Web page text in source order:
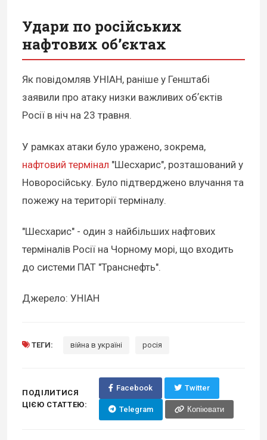
Удари по російських
нафтових об’єктах
Як повідомляв УНІАН, раніше у Генштабі
заявили про атаку низки важливих обʼєктів
Росії в ніч на 23 травня.
У рамках атаки було уражено, зокрема,
нафтовий термінал "Шесхарис", розташований у
Новоросійську. Було підтверджено влучання та
пожежу на території терміналу.
"Шесхарис" - один з найбільших нафтових
терміналів Росії на Чорному морі, що входить
до системи ПАТ "Транснефть".
Джерело: УНІАН
ТЕГИ: війна в україні росія
ПОДІЛИТИСЯ
ЦІЄЮ СТАТТЕЮ:
Facebook Twitter
Telegram Копіювати